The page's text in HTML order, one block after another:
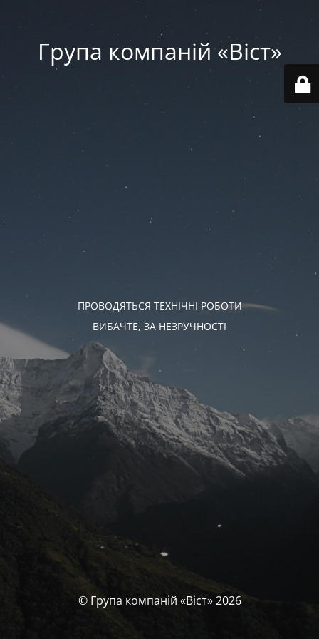
Група компаній «‎Віст»‎
ПРОВОДЯТЬСЯ ТЕХНІЧНІ РОБОТИ
ВИБАЧТЕ, ЗА НЕЗРУЧНОСТІ
© Група компаній «‎Віст»‎ 2026